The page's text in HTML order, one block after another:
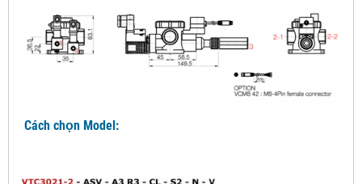
Cách chọn Model: